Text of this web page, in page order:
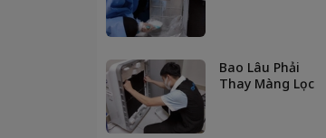
Bao Lâu Phải
Thay Màng Lọc